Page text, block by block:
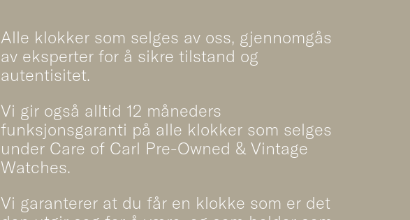
Alle klokker som selges av oss, gjennomgås
av eksperter for å sikre tilstand og
autentisitet.
Vi gir også alltid 12 måneders
funksjonsgaranti på alle klokker som selges
under Care of Carl Pre-Owned & Vintage
Watches.
Vi garanterer at du får en klokke som er det